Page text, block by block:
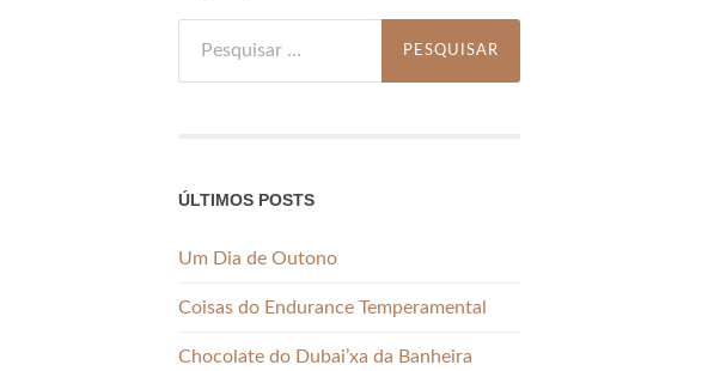
por:
ÚLTIMOS POSTS
Um Dia de Outono
Coisas do Endurance Temperamental
Chocolate do Dubai’xa da Banheira